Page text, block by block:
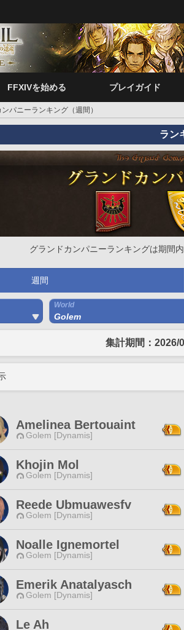
FFXIVを始める プレイガイド
パニーランキング（週間）
ラン
グランドカンパニーランキングは期間
週間
World
Golem
集計期間：2026/
Amelinea Bertouaint
Golem [Dynamis]
Khojin Mol
Golem [Dynamis]
Reede Ubmuawesfv
Golem [Dynamis]
Noalle Ignemortel
Golem [Dynamis]
Emerik Anatalyasch
Golem [Dynamis]
Le Ah